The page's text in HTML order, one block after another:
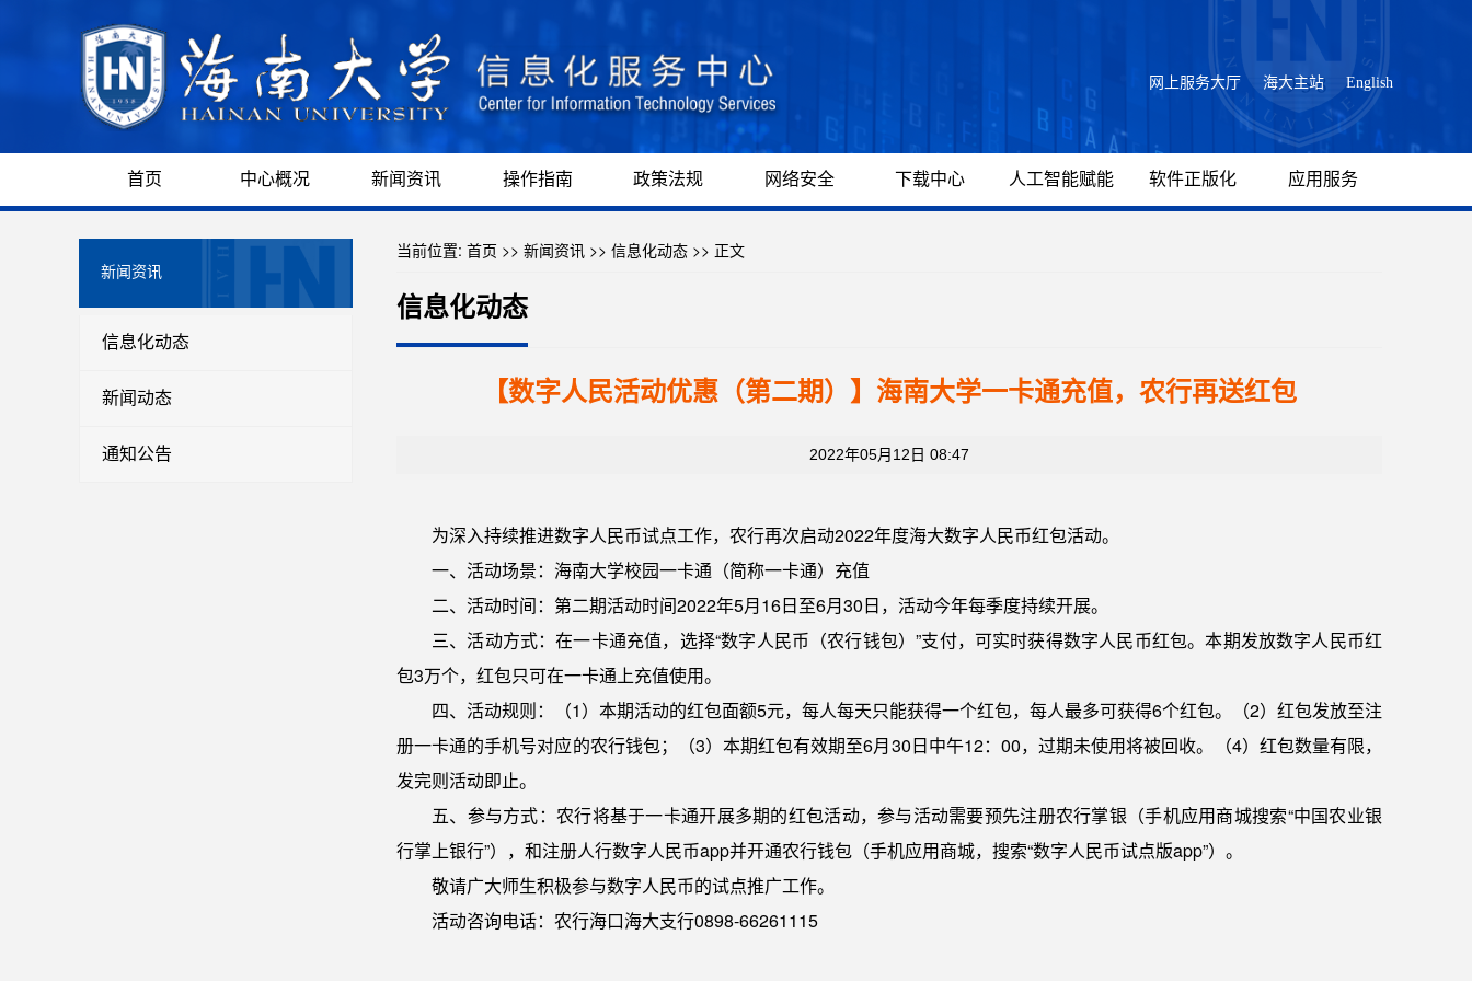
English
海大主站
网上服务大厅
首页 中心概况 新闻资讯 操作指南 政策法规 网络安全 下载中心 人工智能赋能 软件正版化 应用服务
新闻资讯
信息化动态
新闻动态
通知公告
当前位置: 首页 >> 新闻资讯 >> 信息化动态 >> 正文
信息化动态
【数字人民活动优惠（第二期）】海南大学一卡通充值，农行再送红包
2022年05月12日 08:47
为深入持续推进数字人民币试点工作，农行再次启动2022年度海大数字人民币红包活动。
一、活动场景：海南大学校园一卡通（简称一卡通）充值
二、活动时间：第二期活动时间2022年5月16日至6月30日，活动今年每季度持续开展。
三、活动方式：在一卡通充值，选择“数字人民币（农行钱包）”支付，可实时获得数字人民币红包。本期发放数字人民币红
包3万个，红包只可在一卡通上充值使用。
四、活动规则：（1）本期活动的红包面额5元，每人每天只能获得一个红包，每人最多可获得6个红包。（2）红包发放至注
册一卡通的手机号对应的农行钱包；（3）本期红包有效期至6月30日中午12：00，过期未使用将被回收。（4）红包数量有限，
发完则活动即止。
五、参与方式：农行将基于一卡通开展多期的红包活动，参与活动需要预先注册农行掌银（手机应用商城搜索“中国农业银
行掌上银行”），和注册人行数字人民币app并开通农行钱包（手机应用商城，搜索“数字人民币试点版app”）。
敬请广大师生积极参与数字人民币的试点推广工作。
活动咨询电话：农行海口海大支行0898-66261115